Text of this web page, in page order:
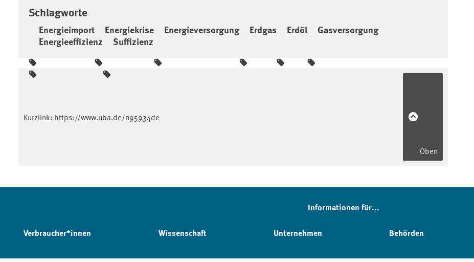
Schlagworte
Energieimport Energiekrise Energieversorgung Erdgas Erdöl
Gasversorgung
Energieeffizienz
Suffizienz
Kurzlink: https://www.uba.de/n95934de
Oben
Informationen für...
Verbraucher*innen Wissenschaft Unternehmen Behörden